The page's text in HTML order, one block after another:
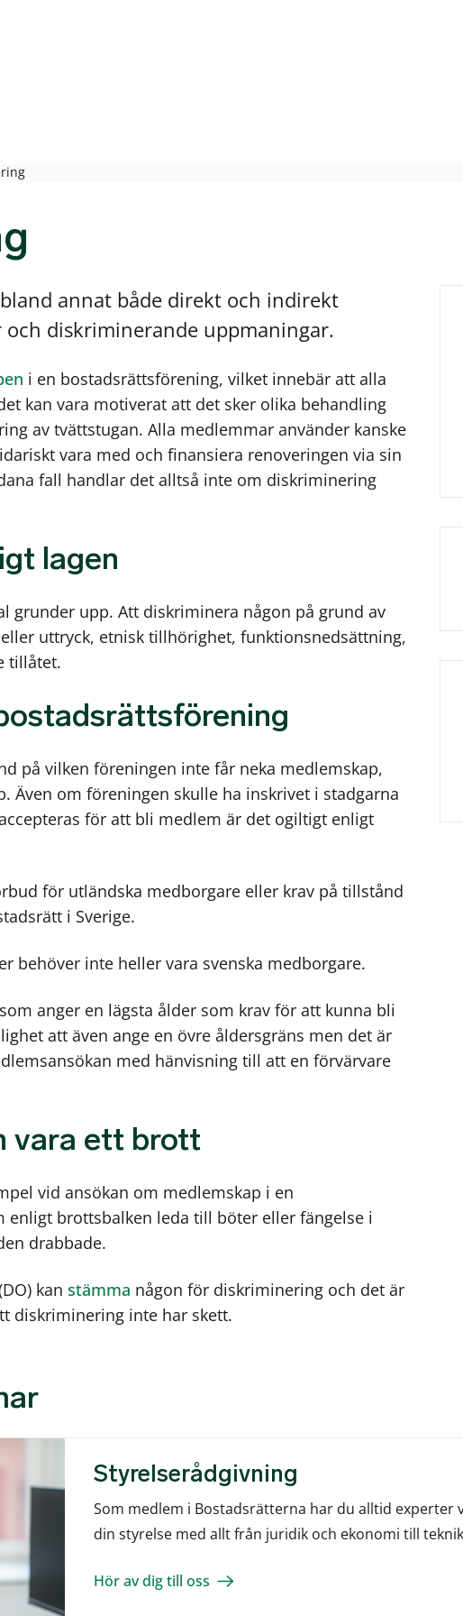
annat både direkt och indirekt
diskriminerande uppmaningar.
i en bostadsrättsförening, vilket innebär att alla
kan vara motiverat att det sker olika behandling
av tvättstugan. Alla medlemmar använder kanske
vara med och finansiera renoveringen via sin
fall handlar det alltså inte om diskriminering
lagen
grunder upp. Att diskriminera någon på grund av
uttryck, etnisk tillhörighet, funktionsnedsättning,
tillåtet.
på vilken föreningen inte får neka medlemskap,
Även om föreningen skulle ha inskrivet i stadgarna
för att bli medlem är det ogiltigt enligt
för utländska medborgare eller krav på tillstånd
i Sverige.
behöver inte heller vara svenska medborgare.
anger en lägsta ålder som krav för att kunna bli
att även ange en övre åldersgräns men det är
med hänvisning till att en förvärvare
vara ett brott
vid ansökan om medlemskap i en
enligt brottsbalken leda till böter eller fängelse i
drabbade.
kan stämma någon för diskriminering och det är
diskriminering inte har skett.
Styrelserådgivning
Som medlem i Bostadsrätterna har du alltid experter
din styrelse med allt från juridik och ekonomi till
Hör av dig till oss